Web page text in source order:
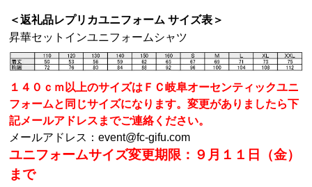
＜返礼品レプリカユニフォーム サイズ表＞
昇華セットインユニフォームシャツ
１４０ｃｍ以上のサイズはＦＣ岐阜オーセンティックユニ
フォームと同じサイズになります。変更がありましたら下
記メールアドレスまでご連絡ください。
メールアドレス：event@fc-gifu.com
ユニフォームサイズ変更期限：９月１１日（金）
まで